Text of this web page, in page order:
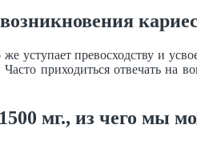
уступает превосходству и
приходиться отвечать на
мг., из чего мы